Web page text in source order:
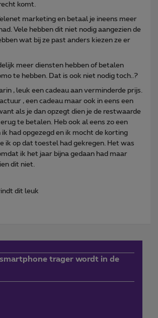
komt.
marketing en betaal je ineens meer
Vele hebben dit niet nodig aangezien de
wat bij ze past anders kiezen ze er
meer diensten hebben of betalen
te hebben. Dat is ook niet nodig toch..?
, leuk een cadeau aan verminderde prijs.
, een cadeau maar ook in eens een
als je dan opzegt dien je de restwaarde
te betalen. Heb ook al eens zo een
ik had opgezegd en ik mocht de korting
ik op dat toestel had gekregen. Het was
ik het jaar bijna gedaan had maar
dit niet.
dit leuk
trager wordt in de